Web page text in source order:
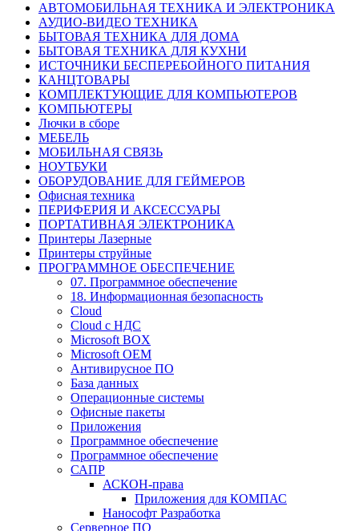
АВТОМОБИЛЬНАЯ ТЕХНИКА И ЭЛЕКТРОНИКА
АУДИО-ВИДЕО ТЕХНИКА
БЫТОВАЯ ТЕХНИКА ДЛЯ ДОМА
БЫТОВАЯ ТЕХНИКА ДЛЯ КУХНИ
ИСТОЧНИКИ БЕСПЕРЕБОЙНОГО ПИТАНИЯ
КАНЦТОВАРЫ
КОМПЛЕКТУЮЩИЕ ДЛЯ КОМПЬЮТЕРОВ
КОМПЬЮТЕРЫ
Лючки в сборе
МЕБЕЛЬ
МОБИЛЬНАЯ СВЯЗЬ
НОУТБУКИ
ОБОРУДОВАНИЕ ДЛЯ ГЕЙМЕРОВ
Офисная техника
ПЕРИФЕРИЯ И АКСЕССУАРЫ
ПОРТАТИВНАЯ ЭЛЕКТРОНИКА
Принтеры Лазерные
Принтеры струйные
ПРОГРАММНОЕ ОБЕСПЕЧЕНИЕ
07. Программное обеспечение
18. Информационная безопасность
Cloud
Cloud с НДС
Microsoft BOX
Microsoft OEM
Антивирусное ПО
База данных
Операционные системы
Офисные пакеты
Приложения
Программное обеспечение
Программное обеспечение
САПР
АСКОН-права
Приложения для КОМПАС
Нанософт Разработка
Серверное ПО